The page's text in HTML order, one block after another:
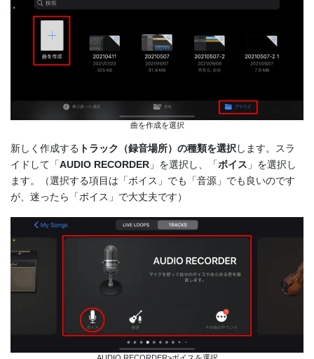
曲を作成を選択
新しく作成する トラック（録音場所）の種類を選択します。スラ
イドして「AUDIO RECORDER 」を選択し、「ボイス 」を選択し
ます。（選択する項目は「ボイス」でも「音源」でも良いのです
が、迷ったら「ボイス」で大丈夫です）